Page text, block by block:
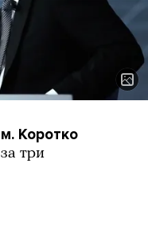
Коротко
три